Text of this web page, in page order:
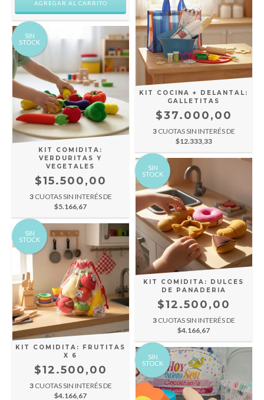
SIN
STOCK
KIT COMIDITA:
VERDURITAS Y
VEGETALES
$15.500,00
3 CUOTAS SIN INTERÉS DE
$5.166,67
KIT COCINA + DELANTAL:
GALLETITAS
$37.000,00
3 CUOTAS SIN INTERÉS DE
$12.333,33
SIN
STOCK
KIT COMIDITA: FRUTITAS
X 6
$12.500,00
3 CUOTAS SIN INTERÉS DE
$4.166,67
SIN
STOCK
KIT COMIDITA: DULCES
DE PANADERIA
$12.500,00
3 CUOTAS SIN INTERÉS DE
$4.166,67
SIN
STOCK